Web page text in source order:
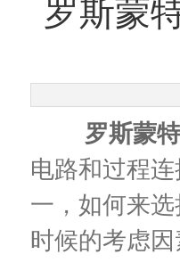
罗斯蒙
罗斯蒙
电路和过程
一，如何来
时候的考虑